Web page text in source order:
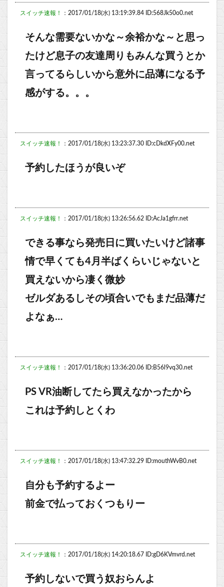
スイッチ速報！ ：2017/01/18(水) 13:19:39.84 ID:568Jk50o0.net
そんな需要ないかな～余裕かな～と思っ
たけど息子の友達周りもみんな買うとか
言ってるらしいから意外に品薄になる予
感がする。。。
スイッチ速報！ ：2017/01/18(水) 13:23:37.30 ID:cDkdXFy00.net
予約したほうが良いぞ
スイッチ速報！ ：2017/01/18(水) 13:26:56.62 ID:AcJa1gfrr.net
できる事なら発売日に買いたいけど諸事
情で早くても4月半ばくらいじゃないと
買えないから凄く微妙
ゼルダあるしその頃合いでもまだ品薄だ
よなぁ…
スイッチ速報！ ：2017/01/18(水) 13:36:20.06 ID:B56l9vq30.net
PS VR油断してたら買えなかったから
これは予約しとくわ
スイッチ速報！ ：2017/01/18(水) 13:47:32.29 ID:mouthWvB0.net
自分も予約するよー
前金で払っておくつもりー
スイッチ速報！ ：2017/01/18(水) 14:20:18.67 ID:gD6KVmvrd.net
予約しないで買う奴おらんよ